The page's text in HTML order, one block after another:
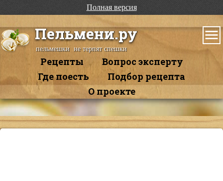
Полная версия
Пельмени.ру
пельмешки не терпят спешки
Рецепты
Вопрос эксперту
Где поесть
Подбор рецепта
О проекте